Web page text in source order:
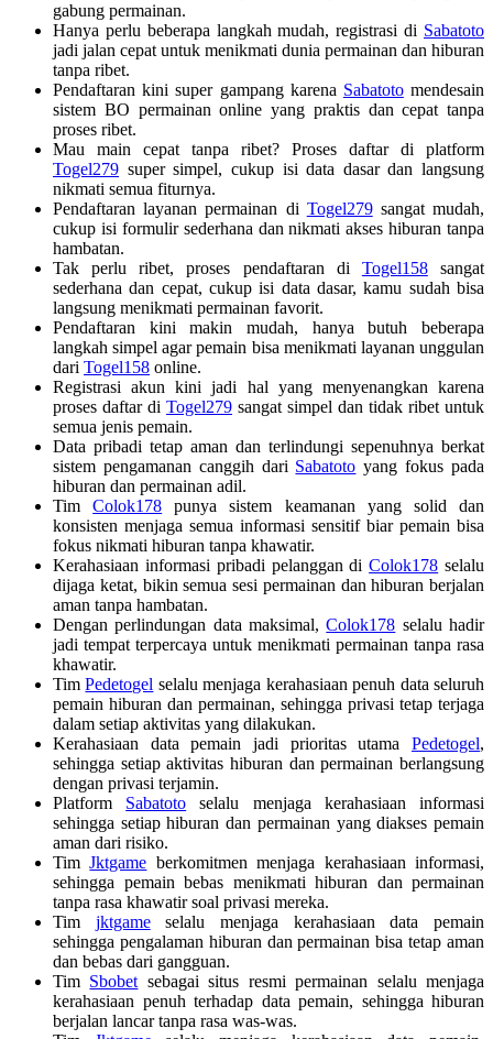
gabung permainan.
Hanya perlu beberapa langkah mudah, registrasi di Sabatoto
jadi jalan cepat untuk menikmati dunia permainan dan hiburan
tanpa ribet.
Pendaftaran kini super gampang karena Sabatotomendesain
sistem BO permainan online yang praktis dan cepat tanpa
proses ribet.
Mau main cepat tanpa ribet? Proses daftar di platform
Togel279 super simpel, cukup isi data dasar dan langsung
nikmati semua fiturnya.
Pendaftaran layanan permainan di Togel279sangat mudah,
cukup isi formulir sederhana dan nikmati akses hiburan tanpa
hambatan.
Tak perlu ribet, proses pendaftaran di Togel158sangat
sederhana dan cepat, cukup isi data dasar, kamu sudah bisa
langsung menikmati permainan favorit.
Pendaftaran kini makin mudah, hanya butuh beberapa
langkah simpel agar pemain bisa menikmati layanan unggulan
dari Togel158 online.
Registrasi akun kini jadi hal yang menyenangkan karena
proses daftar di Togel279 sangat simpel dan tidak ribet untuk
semua jenis pemain.
Data pribadi tetap aman dan terlindungi sepenuhnya berkat
sistem pengamanan canggih dari Sabatoto yang fokus pada
hiburan dan permainan adil.
TimColok178 punya sistem keamanan yang solid dan
konsisten menjaga semua informasi sensitif biar pemain bisa
fokus nikmati hiburan tanpa khawatir.
Kerahasiaan informasi pribadi pelanggan diColok178 selalu
dijaga ketat, bikin semua sesi permainan dan hiburan berjalan
aman tanpa hambatan.
Dengan perlindungan data maksimal,Colok178 selalu hadir
jadi tempat terpercaya untuk menikmati permainan tanpa rasa
khawatir.
TimPedetogel selalu menjaga kerahasiaan penuh data seluruh
pemain hiburan dan permainan, sehingga privasi tetap terjaga
dalam setiap aktivitas yang dilakukan.
Kerahasiaan data pemain jadi prioritas utama Pedetogel,
sehingga setiap aktivitas hiburan dan permainan berlangsung
dengan privasi terjamin.
Platform Sabatoto selalu menjaga kerahasiaan informasi
sehingga setiap hiburan dan permainan yang diakses pemain
aman dari risiko.
TimJktgame berkomitmen menjaga kerahasiaan informasi,
sehingga pemain bebas menikmati hiburan dan permainan
tanpa rasa khawatir soal privasi mereka.
Tim jktgameselalu menjaga kerahasiaan data pemain
sehingga pengalaman hiburan dan permainan bisa tetap aman
dan bebas dari gangguan.
Tim Sbobet sebagai situs resmi permainan selalu menjaga
kerahasiaan penuh terhadap data pemain, sehingga hiburan
berjalan lancar tanpa rasa was-was.